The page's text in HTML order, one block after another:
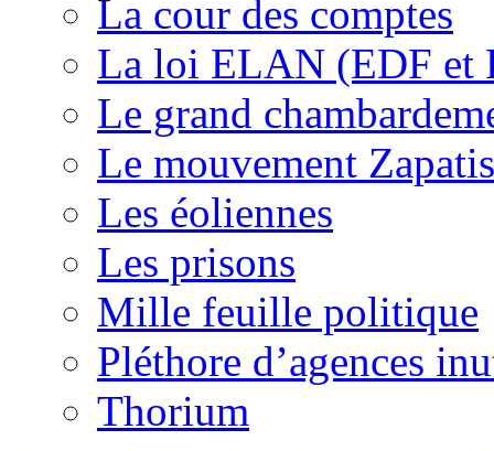
La cour des comptes
La loi ELAN (EDF et
Le grand
Le mouvement
Les éoliennes
Les prisons
Mille feuille politique
Pléthore d’agences
Thorium